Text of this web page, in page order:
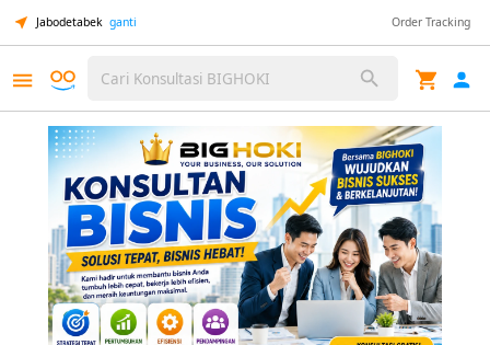
Jabodetabek ganti Order Tracking
Cari Konsultasi BIGHOKI